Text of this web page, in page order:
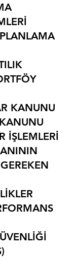
KANUNU
İŞLEMLERİ